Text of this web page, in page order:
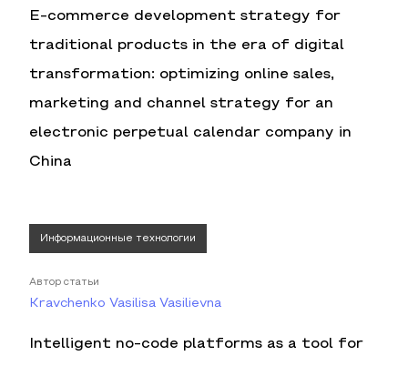
E-commerce development strategy for
traditional products in the era of digital
transformation: optimizing online sales,
marketing and channel strategy for an
electronic perpetual calendar company in
China
Информационные технологии
Автор статьи
Kravchenko Vasilisa Vasilievna
Intelligent no-code platforms as a tool for